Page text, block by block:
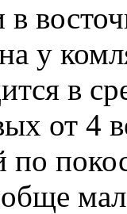
у
в
от 4